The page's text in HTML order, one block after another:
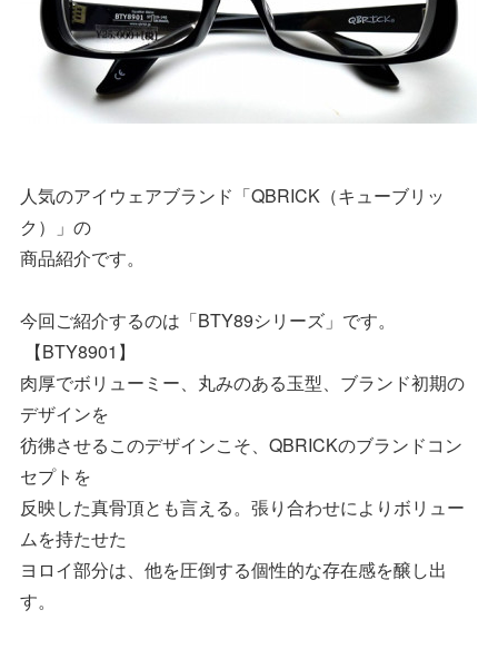
人気のアイウェアブランド「QBRICK（キューブリッ
ク）」の
商品紹介です。
今回ご紹介するのは「BTY89シリーズ」です。
【BTY8901】
肉厚でボリューミー、丸みのある玉型、ブランド初期の
デザインを
彷彿させるこのデザインこそ、QBRICKのブランドコン
セプトを
反映した真骨頂とも言える。張り合わせによりボリュー
ムを持たせた
ヨロイ部分は、他を圧倒する個性的な存在感を醸し出
す。